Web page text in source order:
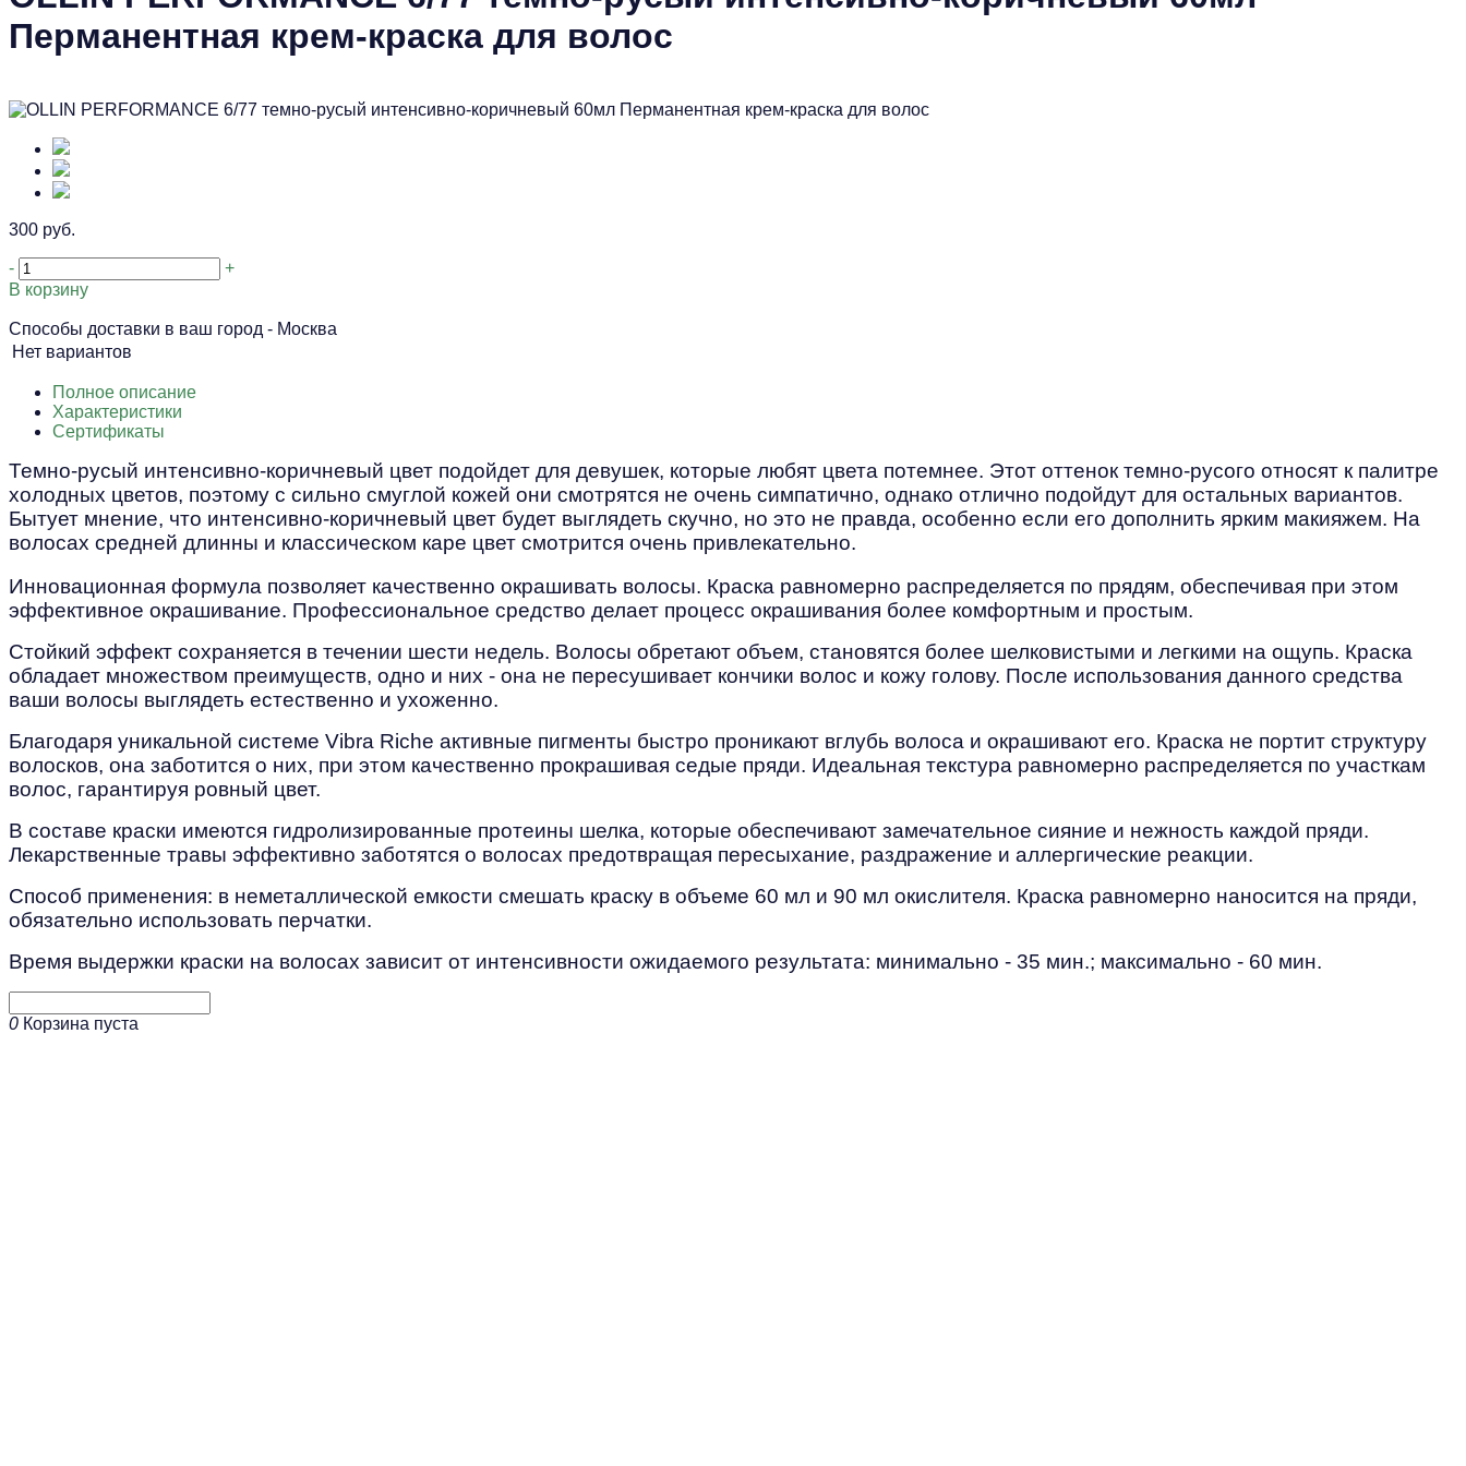
Перманентная крем-краска для волос
300 руб.
-
+
В корзину
Способы доставки в ваш город - Москва
Нет вариантов
Полное описание
Характеристики
Сертификаты
Темно-русый интенсивно-коричневый цвет подойдет для девушек, которые любят цвета потемнее. Этот оттенок темно-русого относят к палитре
холодных цветов, поэтому с сильно смуглой кожей они смотрятся не очень симпатично, однако отлично подойдут для остальных вариантов.
Бытует мнение, что интенсивно-коричневый цвет будет выглядеть скучно, но это не правда, особенно если его дополнить ярким макияжем. На
волосах средней длинны и классическом каре цвет смотрится очень привлекательно.
Инновационная формула позволяет качественно окрашивать волосы. Краска равномерно распределяется по прядям, обеспечивая при этом
эффективное окрашивание. Профессиональное средство делает процесс окрашивания более комфортным и простым.
Стойкий эффект сохраняется в течении шести недель. Волосы обретают объем, становятся более шелковистыми и легкими на ощупь. Краска
обладает множеством преимуществ, одно и них - она не пересушивает кончики волос и кожу голову. После использования данного средства
ваши волосы выглядеть естественно и ухоженно.
Благодаря уникальной системе Vibra Riche активные пигменты быстро проникают вглубь волоса и окрашивают его. Краска не портит структуру
волосков, она заботится о них, при этом качественно прокрашивая седые пряди. Идеальная текстура равномерно распределяется по участкам
волос, гарантируя ровный цвет.
В составе краски имеются гидролизированные протеины шелка, которые обеспечивают замечательное сияние и нежность каждой пряди.
Лекарственные травы эффективно заботятся о волосах предотвращая пересыхание, раздражение и аллергические реакции.
Способ применения: в неметаллической емкости смешать краску в объеме 60 мл и 90 мл окислителя. Краска равномерно наносится на пряди,
обязательно использовать перчатки.
Время выдержки краски на волосах зависит от интенсивности ожидаемого результата: минимально - 35 мин.; максимально - 60 мин.
0 Корзина пуста